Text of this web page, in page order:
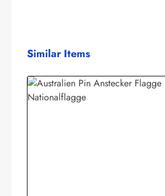
Produktgalerie überspringen
Similar Items